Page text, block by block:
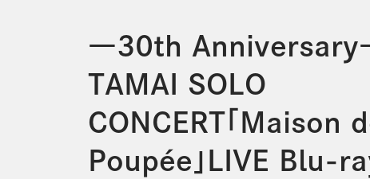
―30th
TAMAI SOLO
CONCERT「Maison
Poupée」LIVE Blu-